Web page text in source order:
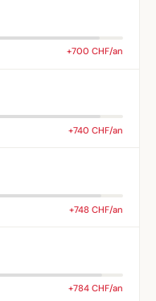
+700 CHF/an
+740 CHF/an
+748 CHF/an
+784 CHF/an